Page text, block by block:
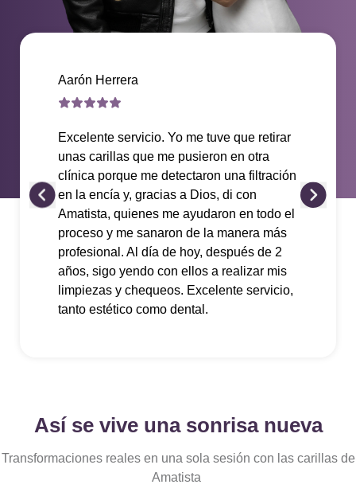
Aarón Herrera
Excelente servicio. Yo me tuve que retirar
unas carillas que me pusieron en otra
clínica porque me detectaron una filtración
en la encía y, gracias a Dios, di con
Amatista, quienes me ayudaron en todo el
proceso y me sanaron de la manera más
profesional. Al día de hoy, después de 2
años, sigo yendo con ellos a realizar mis
limpiezas y chequeos. Excelente servicio,
tanto estético como dental.
Así se vive una sonrisa nueva
Transformaciones reales en una sola sesión con las carillas de
Amatista